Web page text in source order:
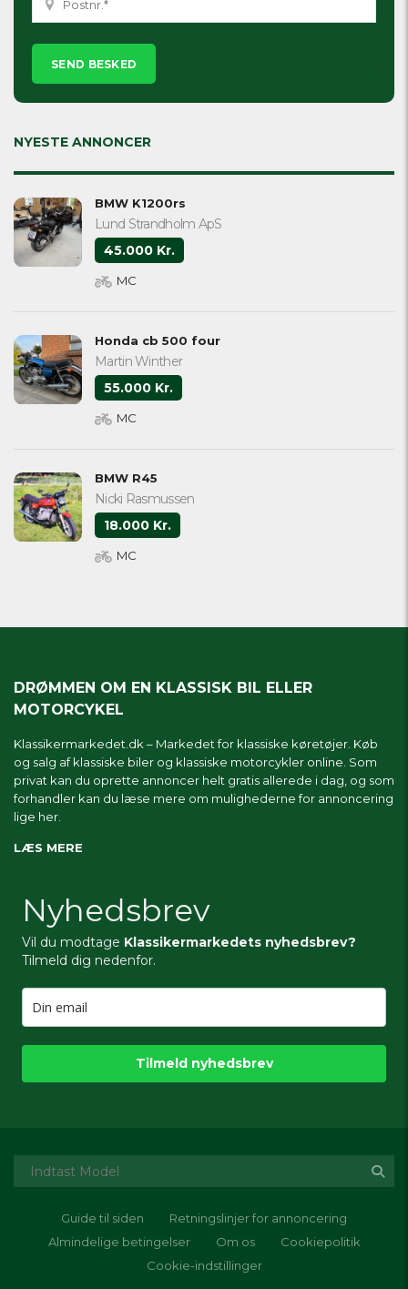
Please
leave
empty.
NYESTE ANNONCER
BMW K1200rs
Lund Strandholm ApS
45.000 Kr.
MC
Honda cb 500 four
Martin Winther
55.000 Kr.
MC
BMW R45
Nicki Rasmussen
18.000 Kr.
MC
DRØMMEN OM EN KLASSISK BIL ELLER
MOTORCYKEL
Klassikermarkedet.dk – Markedet for klassiske køretøjer. Køb
og salg af klassiske biler og klassiske motorcykler online. Som
privat kan du oprette annoncer helt gratis allerede i dag, og som
forhandler kan du læse mere om mulighederne for annoncering
lige her.
LÆS MERE
Nyhedsbrev
Vil du modtage Klassikermarkedets nyhedsbrev?
Tilmeld dig nedenfor.
Tilmeld nyhedsbrev
Guide til siden
Retningslinjer for annoncering
Almindelige betingelser
Om os
Cookiepolitik
Cookie-indstillinger